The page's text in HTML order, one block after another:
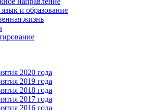
и образование
жизнь
2020 года
2019 года
2018 годa
2017 года
2016 года